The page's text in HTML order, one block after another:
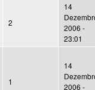
2
14
2006 -
23:01
1
14
2006 -